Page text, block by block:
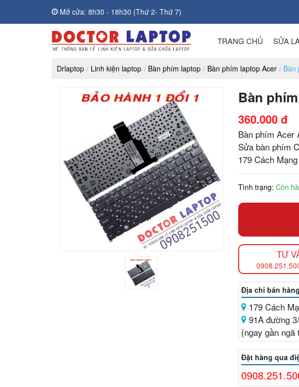
Mở cửa: 8h30 - 18h30 (Thứ 2- Thứ 7)
TRANG CHỦ SỬA
Drlaptop Linh kiện laptop Bàn phím laptop Bàn phím laptop Acer Bàn
Bàn
360.000 đ
Bàn phím Acer
Sửa bàn phím
179 Cách
Tình trạng:Còn
TƯ
Địa chỉ bán
179 Cách
91A đường
(ngay gần ngã
Đặt hàng qua